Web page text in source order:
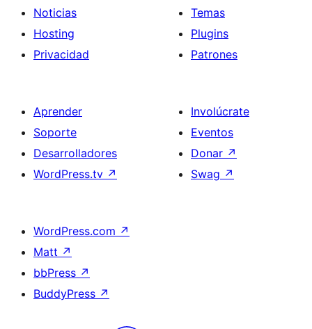
Noticias
Hosting
Privacidad
Temas
Plugins
Patrones
Aprender
Soporte
Desarrolladores
WordPress.tv ↗
Involúcrate
Eventos
Donar ↗
Swag ↗
WordPress.com ↗
Matt ↗
bbPress ↗
BuddyPress ↗